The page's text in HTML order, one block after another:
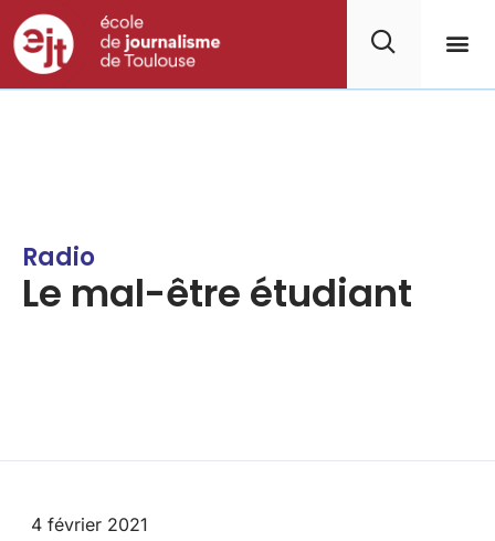
Radio
Le mal-être étudiant
4 février 2021